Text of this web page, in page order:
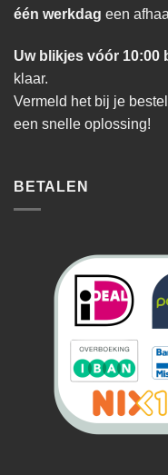
één werkdag een
Uw blikjes vóór 10:00
klaar.
Vermeld het bij je
een snelle oplossing!
BETALEN